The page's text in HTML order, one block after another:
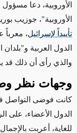
الأوروبية، دعا
الأوروبية"، جوزيب
تأييداً لإسرائيل، معرباً
الدول العربية
والذي رأى أن ذلك قد
وجهات نظر
كانت فوضى التواصل في
الدول الأعضاء، على
للغاية، أعربت